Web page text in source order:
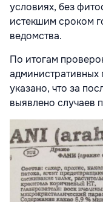
условиях, без
истекшим сроком
ведомства.
По итогам
административных
указано, что за
выявлено случаев